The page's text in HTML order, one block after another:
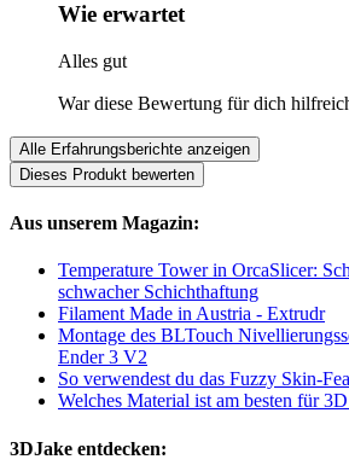
Wie erwartet
Alles gut
War diese Bewertung für dich
Alle Erfahrungsberichte anzeigen
Dieses Produkt bewerten
Aus unserem Magazin:
Temperature Tower in OrcaSlicer:
schwacher Schichthaftung
Filament Made in Austria - Extrudr
Montage des BLTouch
Ender 3 V2
So verwendest du das Fuzzy Skin-
Welches Material ist am besten für
3DJake entdecken: